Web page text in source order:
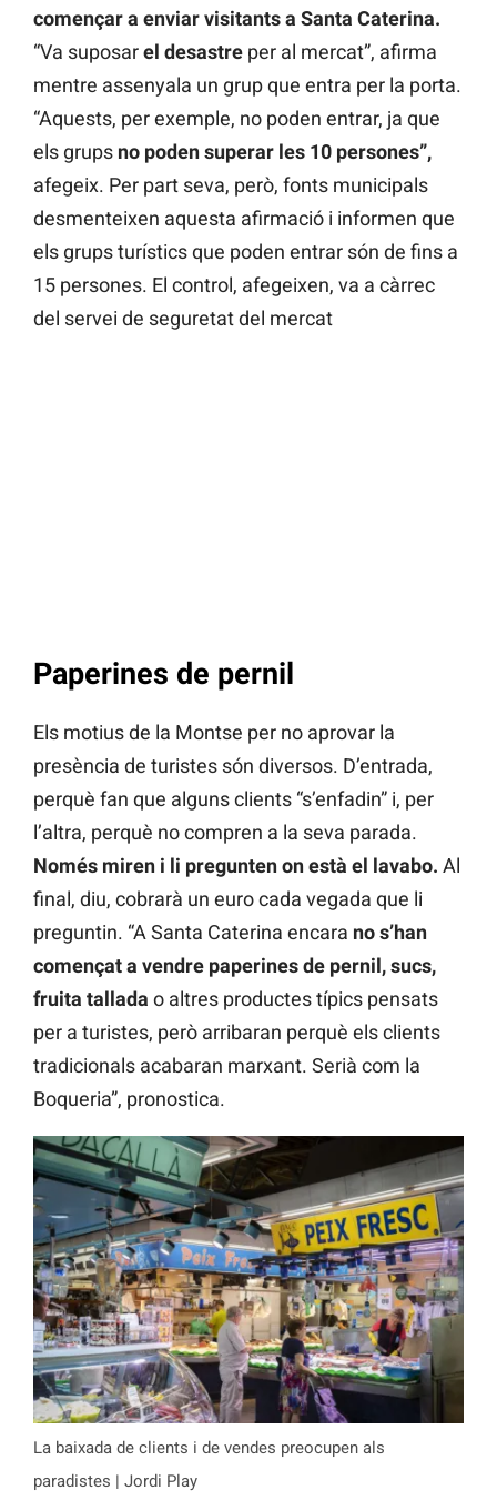
començar a enviar visitants a Santa Caterina.
“Va suposarel desastre per al mercat”, afirma
mentre assenyala un grup que entra per la porta.
“Aquests, per exemple, no poden entrar, ja que
els grups no poden superar les 10 persones”,
afegeix. Per part seva, però, fonts municipals
desmenteixen aquesta afirmació i informen que
els grups turístics que poden entrar són de fins a
15 persones. El control, afegeixen, va a càrrec
del servei de seguretat del mercat
Paperines de pernil
Els motius de la Montse per no aprovar la
presència de turistes són diversos. D’entrada,
perquè fan que alguns clients “s’enfadin” i, per
l’altra, perquè no compren a la seva parada.
Només miren i li pregunten on està el lavabo. Al
final, diu, cobrarà un euro cada vegada que li
preguntin. “A Santa Caterina encara no s’han
començat a vendre paperines de pernil, sucs,
fruita tallada o altres productes típics pensats
per a turistes, però arribaran perquè els clients
tradicionals acabaran marxant. Serià com la
Boqueria”, pronostica.
La baixada de clients i de vendes preocupen als
paradistes | Jordi Play